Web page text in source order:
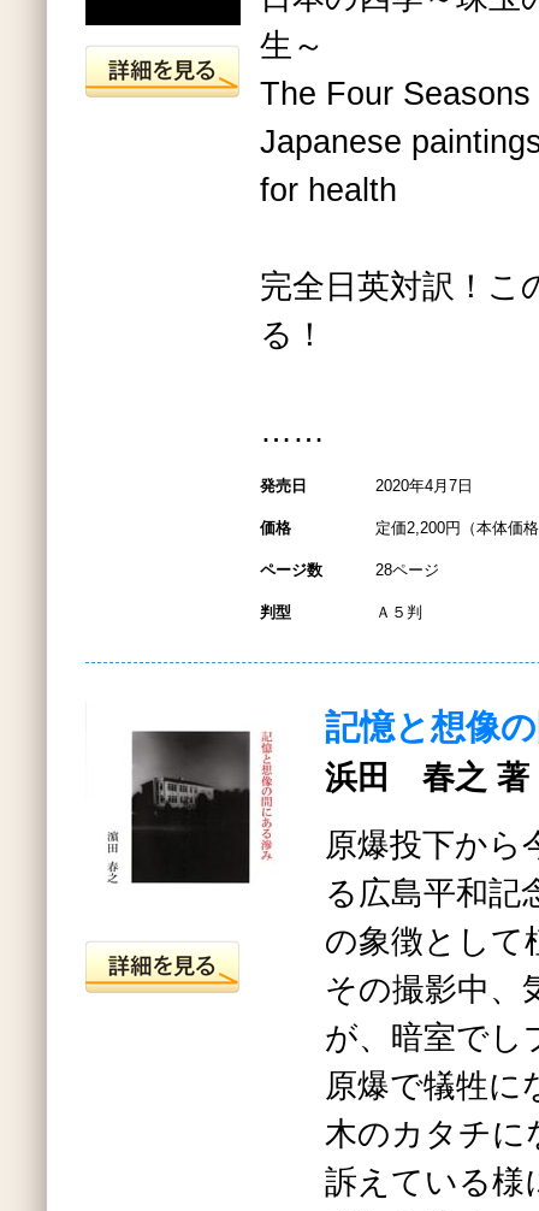
生～
The Four
Japanese
for health
完全日英対訳！こ
る！
……
発売日 2020年4月7日
価格 定価2,200円（本体価
ページ数 28ページ
判型 Ａ５判
記憶と想像
浜田 春之 著
原爆投下から
る広島平和記
の象徴として
その撮影中、
が、暗室でし
原爆で犠牲に
木のカタチに
訴えている様